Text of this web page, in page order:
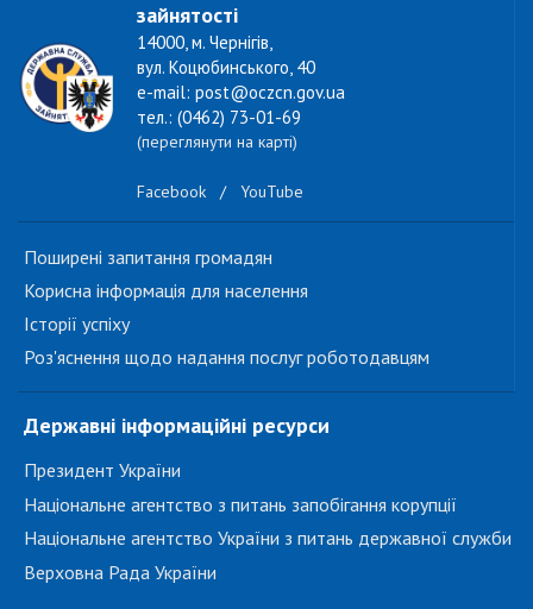
зайнятості
14000, м. Чернігів,
вул. Коцюбинського, 40
e-mail: post@oczcn.gov.ua
тел.: (0462) 73-01-69
(переглянути на карті)
Facebook / YouTube
Поширені запитання громадян
Корисна інформація для населення
Історії успіху
Роз'яснення щодо надання послуг роботодавцям
Державні інформаційні ресурси
Президент України
Національне агентство з питань запобігання корупції
Національне агентство України з питань державної служби
Верховна Рада України